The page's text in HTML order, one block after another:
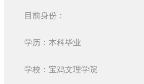
目前身份：
学历：本科毕业
学校：宝鸡文理学院